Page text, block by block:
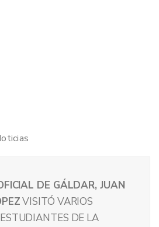
DE GÁLDAR, JUAN
VISITÓ VARIOS
DE LA